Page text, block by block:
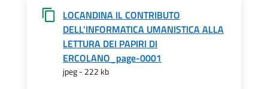
LOCANDINA IL CONTRIBUTO
DELL’INFORMATICA UMANISTICA ALLA
LETTURA DEI PAPIRI DI
ERCOLANO_page-0001
jpeg - 222 kb